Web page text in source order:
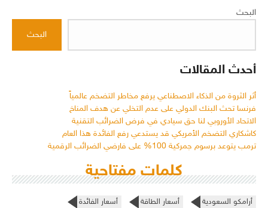
البحث
البحث
أحدث المقالات
أثر الثروة من الذكاء الاصطناعي يرفع مخاطر التضخم عالمياً
فرنسا تحث البنك الدولي على عدم التخلي عن هدف المناخ
الاتحاد الأوروبي لنا حق سيادي في فرض الضرائب التقنية
كاشكاري التضخم الأمريكي قد يستدعي رفع الفائدة هذا العام
ترمب يتوعد برسوم جمركية 100% على فارضي الضرائب الرقمية
كلمات مفتاحية
أرامكو السعودية أسعار الطاقة
أسعار الفائدة